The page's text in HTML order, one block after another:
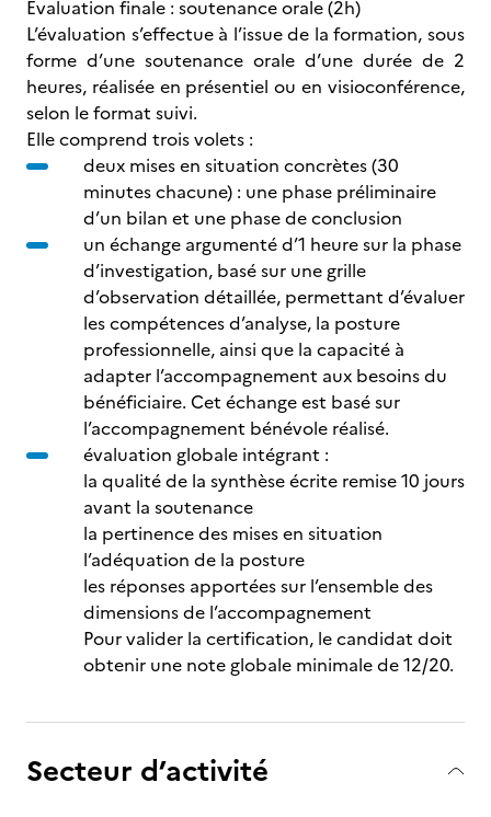
Évaluation finale : soutenance orale (2h)
L’évaluation s’effectue à l’issue de la formation, sous
forme d’une soutenance orale d’une durée de 2
heures, réalisée en présentiel ou en visioconférence,
selon le format suivi.
Elle comprend trois volets :
deux mises en situation concrètes (30
minutes chacune) : une phase préliminaire
d’un bilan et une phase de conclusion
un échange argumenté d’1 heure sur la phase
d’investigation, basé sur une grille
d’observation détaillée, permettant d’évaluer
les compétences d’analyse, la posture
professionnelle, ainsi que la capacité à
adapter l’accompagnement aux besoins du
bénéficiaire. Cet échange est basé sur
l’accompagnement bénévole réalisé.
évaluation globale intégrant :
la qualité de la synthèse écrite remise 10 jours
avant la soutenance
la pertinence des mises en situation
l’adéquation de la posture
les réponses apportées sur l’ensemble des
dimensions de l’accompagnement
Pour valider la certification, le candidat doit
obtenir une note globale minimale de 12/20.
Secteur d’activité